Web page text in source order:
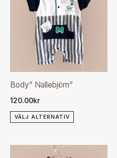
Body” Nallebjörn”
120.00kr
VÄLJ ALTERNATIV
produkten
har
flera
varianter.
De
väljas